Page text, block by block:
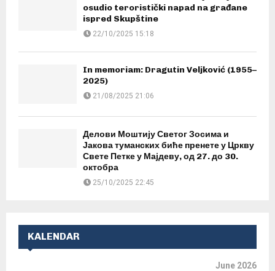
osudio teroristički napad na građane
ispred Skupštine
22/10/2025 15:18
In memoriam: Dragutin Veljković (1955–
2025)
21/08/2025 21:06
Делови Моштију Светог Зосима и
Јакова туманских биће пренете у Цркву
Свете Петке у Мајдеву, од 27. до 30.
октобра
25/10/2025 22:45
KALENDAR
June 2026